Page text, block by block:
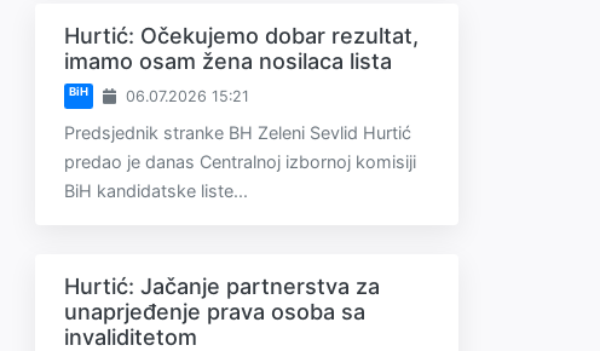
Hurtić: Očekujemo dobar rezultat,
imamo osam žena nosilaca lista
BiH 06.07.2026 15:21
Predsjednik stranke BH Zeleni Sevlid Hurtić
predao je danas Centralnoj izbornoj komisiji
BiH kandidatske liste...
Hurtić: Jačanje partnerstva za
unaprjeđenje prava osoba sa
invaliditetom